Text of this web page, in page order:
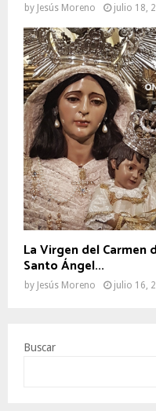
by Jesús Moreno julio 18,
La Virgen del Carmen
Santo Ángel...
by Jesús Moreno julio 16,
Buscar